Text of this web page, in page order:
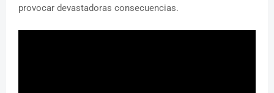
provocar devastadoras consecuencias.